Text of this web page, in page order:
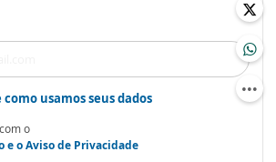
usamos seus dados
o
e oAviso de Privacidade